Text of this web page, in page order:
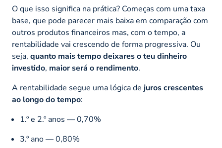
O que isso significa na prática? Começas com uma taxa
base, que pode parecer mais baixa em comparação com
outros produtos financeiros mas, com o tempo, a
rentabilidade vai crescendo de forma progressiva. Ou
seja, quanto mais tempo deixares o teu dinheiro
investido, maior será o rendimento.
A rentabilidade segue uma lógica de juros crescentes
ao longo do tempo:
1.º e 2.º anos — 0,70%
3.º ano — 0,80%